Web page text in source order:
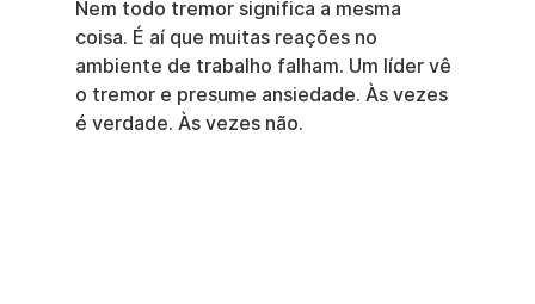
Nem todo tremor significa a mesma
coisa. É aí que muitas reações no
ambiente de trabalho falham. Um líder vê
o tremor e presume ansiedade. Às vezes
é verdade. Às vezes não.